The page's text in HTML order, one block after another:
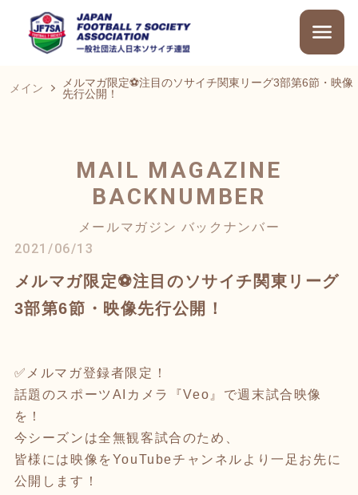
メイン
メルマガ限定⚽注目のソサイチ関東リーグ3部第6節・映像
先行公開！
MAIL MAGAZINE
BACKNUMBER
メールマガジン バックナンバー
2021/06/13
メルマガ限定⚽注目のソサイチ関東リーグ
3部第6節・映像先行公開！
✅メルマガ登録者限定！
話題のスポーツAIカメラ『Veo』で週末試合映像
を！
今シーズンは全無観客試合のため、
皆様には映像をYouTubeチャンネルより一足お先に
公開します！